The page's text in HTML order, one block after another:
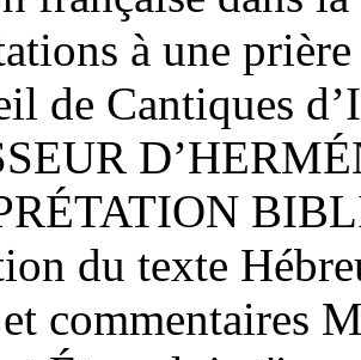
à une
de Cantiques
du texte
commentaires